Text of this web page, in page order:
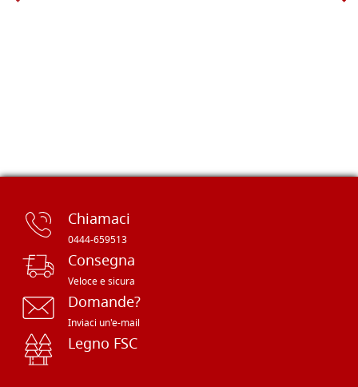
Chiamaci
0444-659513
Consegna
Veloce e sicura
Domande?
Inviaci un'e-mail
Legno FSC